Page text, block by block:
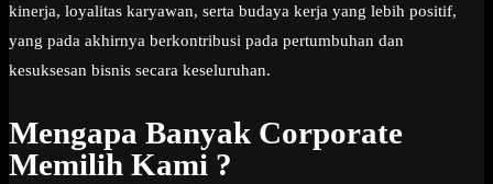
kinerja, loyalitas karyawan, serta budaya kerja yang lebih positif,
yang pada akhirnya berkontribusi pada pertumbuhan dan
kesuksesan bisnis secara keseluruhan.
Mengapa Banyak Corporate
Memilih Kami ?